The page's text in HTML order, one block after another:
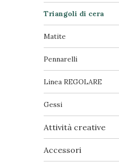
Triangoli di cera
Matite
Pennarelli
Linea REGOLARE
Gessi
Attività creative
Accessori